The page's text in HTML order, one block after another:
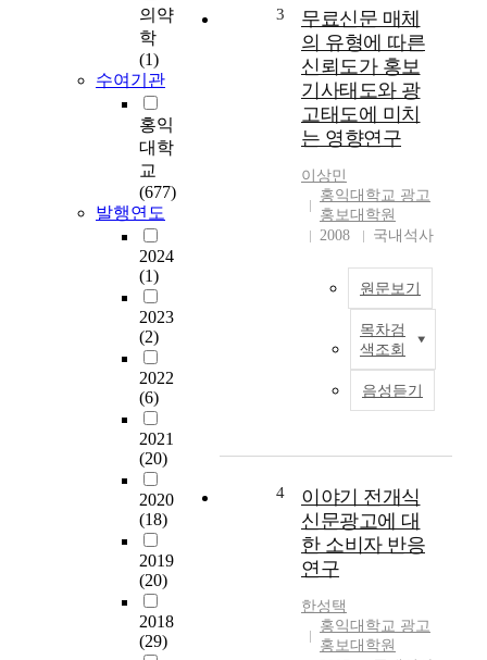
의약
학
(1)
수여기관
홍익
대학
교
(677)
발행연도
2024
(1)
2023
(2)
2022
(6)
2021
(20)
2020
(18)
2019
(20)
2018
(29)
과 잠재된 가능성을
분석하여, 세계 SP광
고(Sales Promotion
Advertising) 시장의
활성화에 기여하고자
한다. 우편통신은 인
간이 사회생활을 영위
하는데 필요한 정치,
경제, 사회, 문화, 산업
등 생활 영역 전반에
걸쳐 정보와 의사를
말 전체 우편물 중 개
접수량은 전체의 20%
에 불과한 반면 기업
에서 개인에게 발송되
것으로, 우편 통신이
제품의 편익을 자세히
설명할 수 있으며 매
우 선택적이고, 개별
적인 조건을 제시함으
로써 기업에서 생산되
는 제품개념을 효율적
으로 전달하는 매체로
These days, increasing
numbers of Local Self-
Governments have
tried to host culture-
based expositions and
events. As a result of
the rapid growth
were repeated growths
in the economy during
a short time span.
problems regarding
the widening regional
gaps were exposed and
relatively the
government could not
culture service for the
Biennial, which was
held for the first time
in 1995, there has
been an innovational
change of local self-
governments
supervised culture
event. Functions such
3
무료신문 매체
의 유형에 따른
신뢰도가 홍보
기사태도와 광
고태도에 미치
는 영향연구
이상민
홍익대학교 광고
홍보대학원
2008
국내석사
원문보기
목차검
색조회
음성듣기
4
이야기 전개식
신문광고에 대
한 소비자 반응
연구
한성택
홍익대학교 광고
홍보대학원